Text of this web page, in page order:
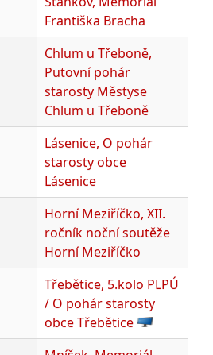
Františka Bracha
Chlum u Třeboně,
Putovní pohár
starosty Městyse
Chlum u Třeboně
Lásenice, O pohár
starosty obce
Lásenice
Horní Meziříčko, XII.
ročník noční soutěže
Horní Meziříčko
Třebětice, 5.kolo PLPÚ
/ O pohár starosty
obce Třebětice